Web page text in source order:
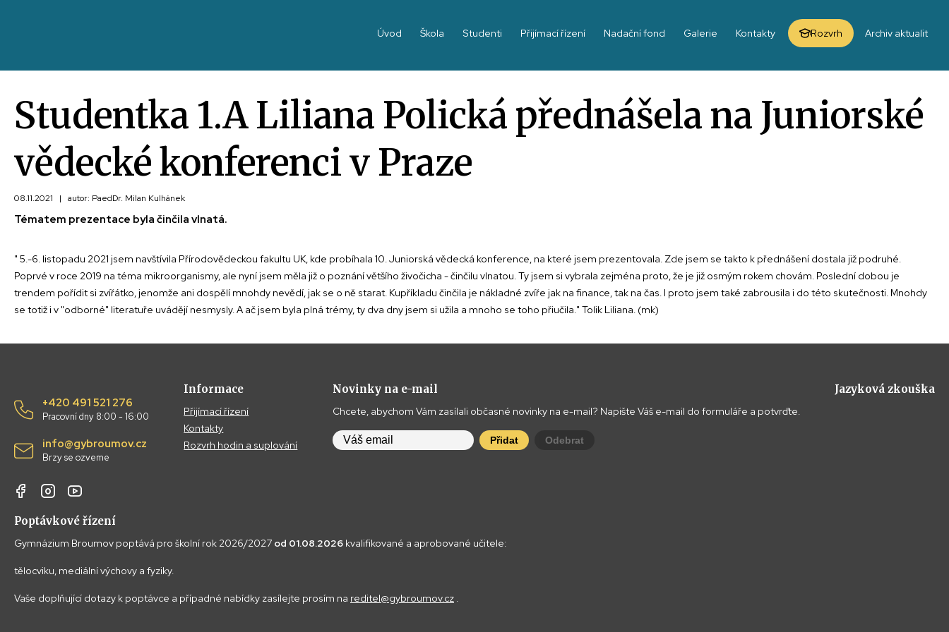
Úvod Škola Studenti Přijímací řízení Nadační fond Galerie Kontakty Rozvrh Archiv aktualit
Studentka 1.A Liliana Polická přednášela na Juniorské
vědecké konferenci v Praze
08.11.2021 | autor: PaedDr. Milan Kulhánek
Tématem prezentace byla činčila vlnatá.
" 5.-6. listopadu 2021 jsem navštívila Přírodovědeckou fakultu UK, kde probíhala 10. Juniorská vědecká konference, na které jsem prezentovala. Zde jsem se takto k přednášení dostala již podruhé.
Poprvé v roce 2019 na téma mikroorganismy, ale nyní jsem měla již o poznání většího živočicha - činčilu vlnatou. Ty jsem si vybrala zejména proto, že je již osmým rokem chovám. Poslední dobou je
trendem pořídit si zvířátko, jenomže ani dospělí mnohdy nevědí, jak se o ně starat. Kupříkladu činčila je nákladné zvíře jak na finance, tak na čas. I proto jsem také zabrousila i do této skutečnosti. Mnohdy
se totiž i v "odborné" literatuře uvádějí nesmysly. A ač jsem byla plná trémy, ty dva dny jsem si užila a mnoho se toho přiučila." Tolik Liliana. (mk)
+420 491 521 276
Pracovní dny 8:00 - 16:00
info@gybroumov.cz
Brzy se ozveme
Informace
Přijímací řízení
Kontakty
Rozvrh hodin a suplování
Novinky na e-mail
Chcete, abychom Vám zasílali občasné novinky na e-mail? Napište Váš e-mail do formuláře a potvrďte.
Přidat Odebrat
Jazyková zkouška
Poptávkové řízení
Gymnázium Broumov poptává pro školní rok 2026/2027 od 01.08.2026 kvalifikované a aprobované učitele:
tělocviku, mediální výchovy a fyziky.
Vaše doplňující dotazy k poptávce a případné nabídky zasílejte prosím na reditel@gybroumov.cz .